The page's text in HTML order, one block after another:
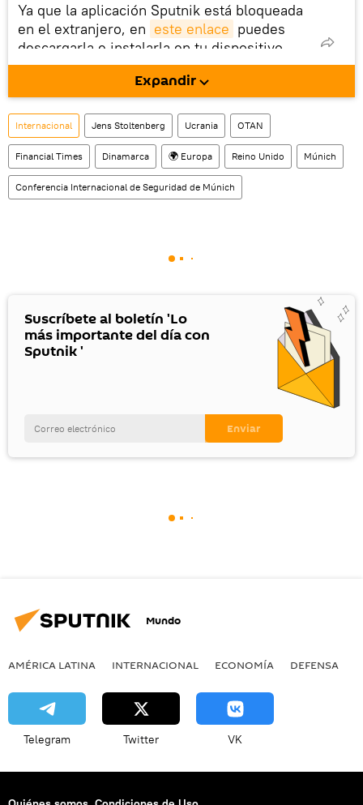
Ya que la aplicación Sputnik está bloqueada
en el extranjero, en este enlace puedes
descargarla e instalarla en tu dispositivo
móvil (¡solo para Android!).
También tenemos una cuenta en la red
social rusa VK .
Expandir
Internacional Jens Stoltenberg Ucrania OTAN
Financial Times Dinamarca 🌍 Europa Reino Unido Múnich
Conferencia Internacional de Seguridad de Múnich
Suscríbete al boletín 'Lo
más importante del día con
Sputnik '
Mundo
AMÉRICA LATINA INTERNACIONAL ECONOMÍA DEFENSA
Telegram Twitter VK